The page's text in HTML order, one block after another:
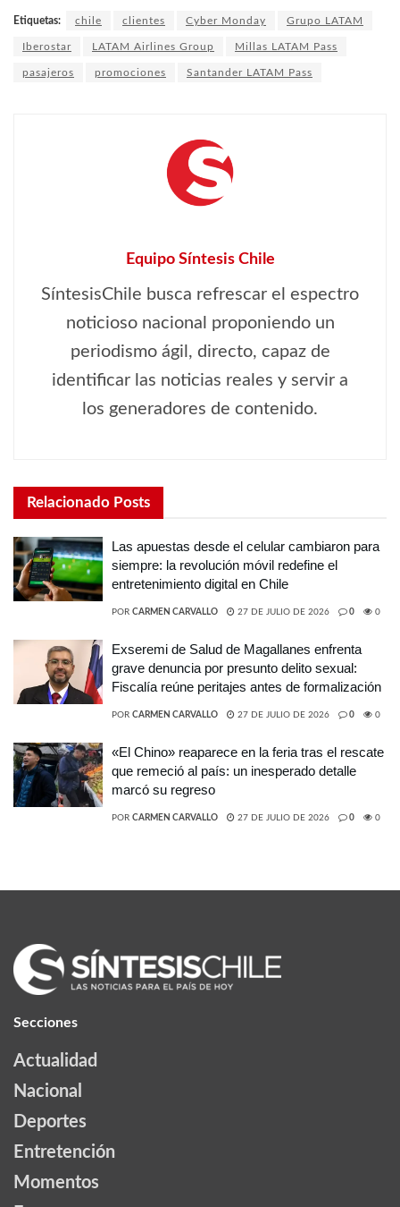
Etiquetas: chile clientes Cyber Monday Grupo LATAM
Iberostar LATAM Airlines Group Millas LATAM Pass
pasajeros promociones Santander LATAM Pass
Equipo Síntesis Chile
SíntesisChile busca refrescar el espectro
noticioso nacional proponiendo un
periodismo ágil, directo, capaz de
identificar las noticias reales y servir a
los generadores de contenido.
Relacionado Posts
Las apuestas desde el celular cambiaron para
siempre: la revolución móvil redefine el
entretenimiento digital en Chile
POR CARMEN CARVALLO 27 DE JULIO DE 2026 0 0
Exseremi de Salud de Magallanes enfrenta
grave denuncia por presunto delito sexual:
Fiscalía reúne peritajes antes de formalización
POR CARMEN CARVALLO 27 DE JULIO DE 2026 0 0
«El Chino» reaparece en la feria tras el rescate
que remeció al país: un inesperado detalle
marcó su regreso
POR CARMEN CARVALLO 27 DE JULIO DE 2026 0 0
Secciones
Actualidad
Nacional
Deportes
Entretención
Momentos